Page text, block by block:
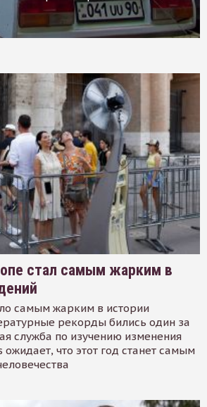
стал самым жарким в
самым жарким в истории
рекорды бились один за
служба по изучению изменения
что этот год станет самым